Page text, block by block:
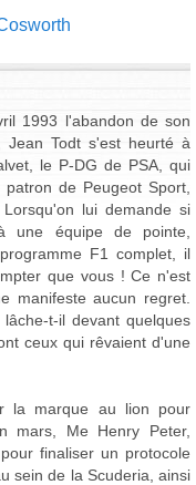
1993 l'abandon de son
Jean Todt s'est heurté à
le P-DG de PSA, qui
de Peugeot Sport,
lui demande si
une équipe de pointe,
F1 complet, il
que vous ! Ce n'est
manifeste aucun regret.
t-il devant quelques
ceux qui rêvaient d'une
la marque au lion pour
mars, Me Henry Peter,
finaliser un protocole
sein de la Scuderia, ainsi